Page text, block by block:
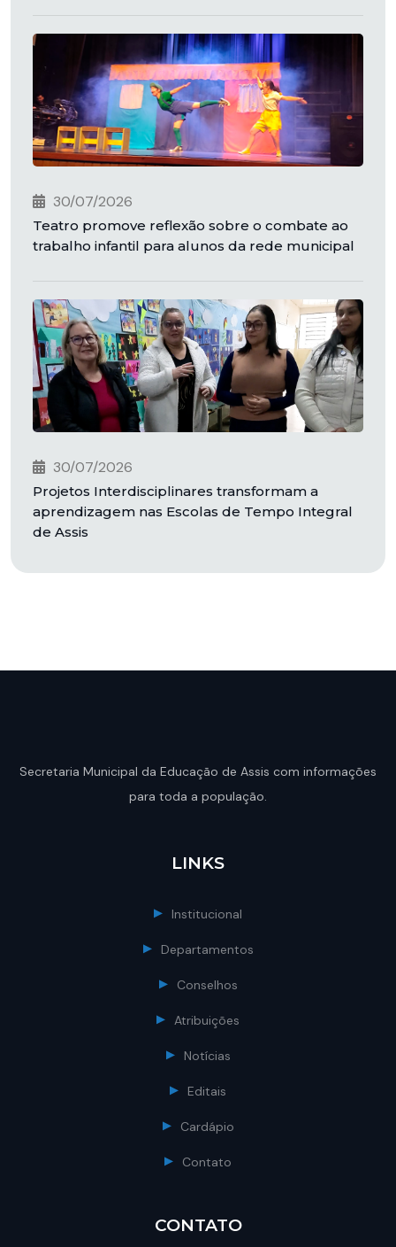
30/07/2026
Teatro promove reflexão sobre o combate ao
trabalho infantil para alunos da rede municipal
30/07/2026
Projetos Interdisciplinares transformam a
aprendizagem nas Escolas de Tempo Integral
de Assis
Secretaria Municipal da Educação de Assis com informações
para toda a população.
LINKS
Institucional
Departamentos
Conselhos
Atribuições
Notícias
Editais
Cardápio
Contato
CONTATO